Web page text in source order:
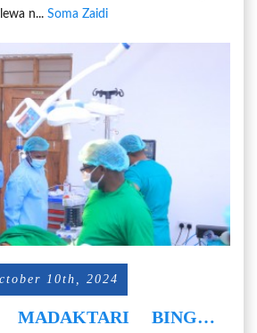
n... Soma Zaidi
10th, 2024
BINGWA